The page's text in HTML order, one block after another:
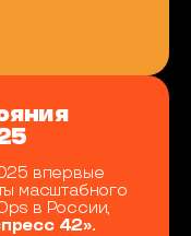
впервые
масштабного
в России,
42».